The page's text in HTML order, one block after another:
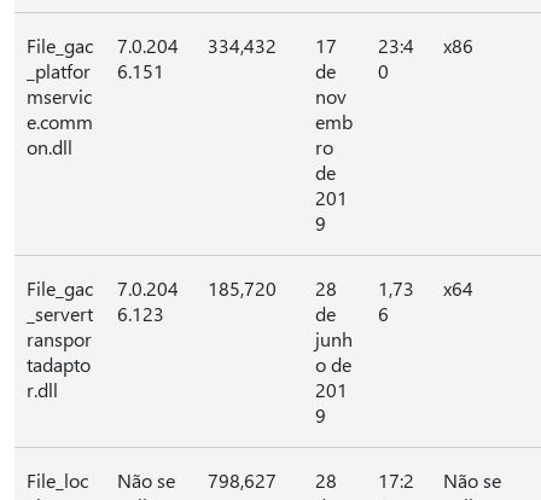
File_gac
_platfor
mservic
e.comm
on.dll
7.0.204
6.151
334,432
17
de
nov
emb
ro
de
201
9
23:4
0
x86
File_gac
_servert
ranspor
tadapto
r.dll
7.0.204
6.123
185,720
28
de
junh
o de
201
9
1,73
6
x64
File_loc
Não se
798,627
28
17:2
Não se